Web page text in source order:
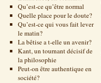
Qu’est-ce qu’être normal
Quelle place pour le doute?
Qu’est-ce qui vous fait lever
le matin?
La bêtise a t-elle un avenir?
Kant, un tournant décisif de
la philosophie
Peut-on être authentique en
société?